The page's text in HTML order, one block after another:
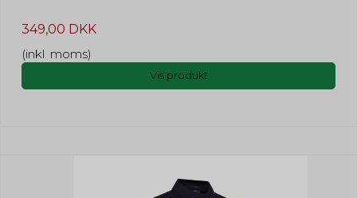
349,00 DKK
(inkl. moms)
Vis produkt